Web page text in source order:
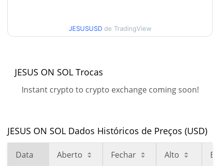
90 dias Baixa / 90 dias
$0.0077695719 /
52 Semana Baixa / 52
Baixa de todos os tempos
Feb 21, 2024 (2 anos atrás)
$0.00330383
168.52%
JESUSUSD de TradingView
JESUS ON SOL Trocas
Instant crypto to crypto exchange coming soon!
JESUS ON SOL Dados Históricos de Preços (USD)
Data Aberto Fechar Alto